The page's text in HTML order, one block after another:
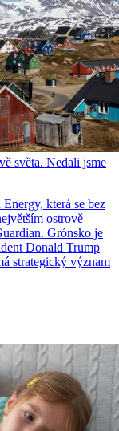
světa. Nedali jsme
která se bez
ostrově
Grónsko je
Donald Trump
strategický význam